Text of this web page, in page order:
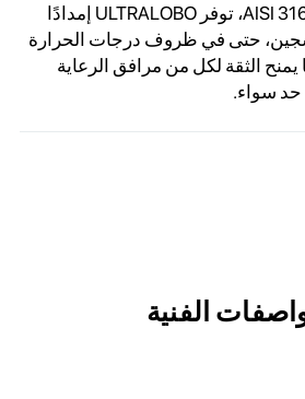
الفولاذ المقاوم للصدأ AISI 316، توفر ULTRALOBO إمدادًا
حتى في ظروف درجات الحرارة
يمنح الثقة لكل من مرافق الرعاية
حد سواء.
الفنية